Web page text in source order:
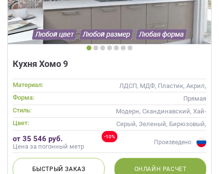
Кухня Хомо 9
Материал:
ЛДСП, МДФ, Пластик, Акрил,
Alvic / УФ лак
Форма:
Прямая
Стиль:
Модерн, Скандинавский, Хай-
тек, Современные
Цвет:
Серый, Зеленый, Бирюзовый,
Оливковый, Салатовый,
Мятный
-10%
от 35 546 руб.
Цена за погонный метр
Произведено:
БЫСТРЫЙЗАКАЗ ОНЛАЙН РАСЧЕТ